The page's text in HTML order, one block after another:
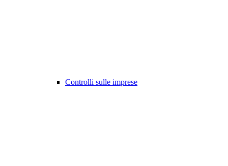
Controlli sulle imprese